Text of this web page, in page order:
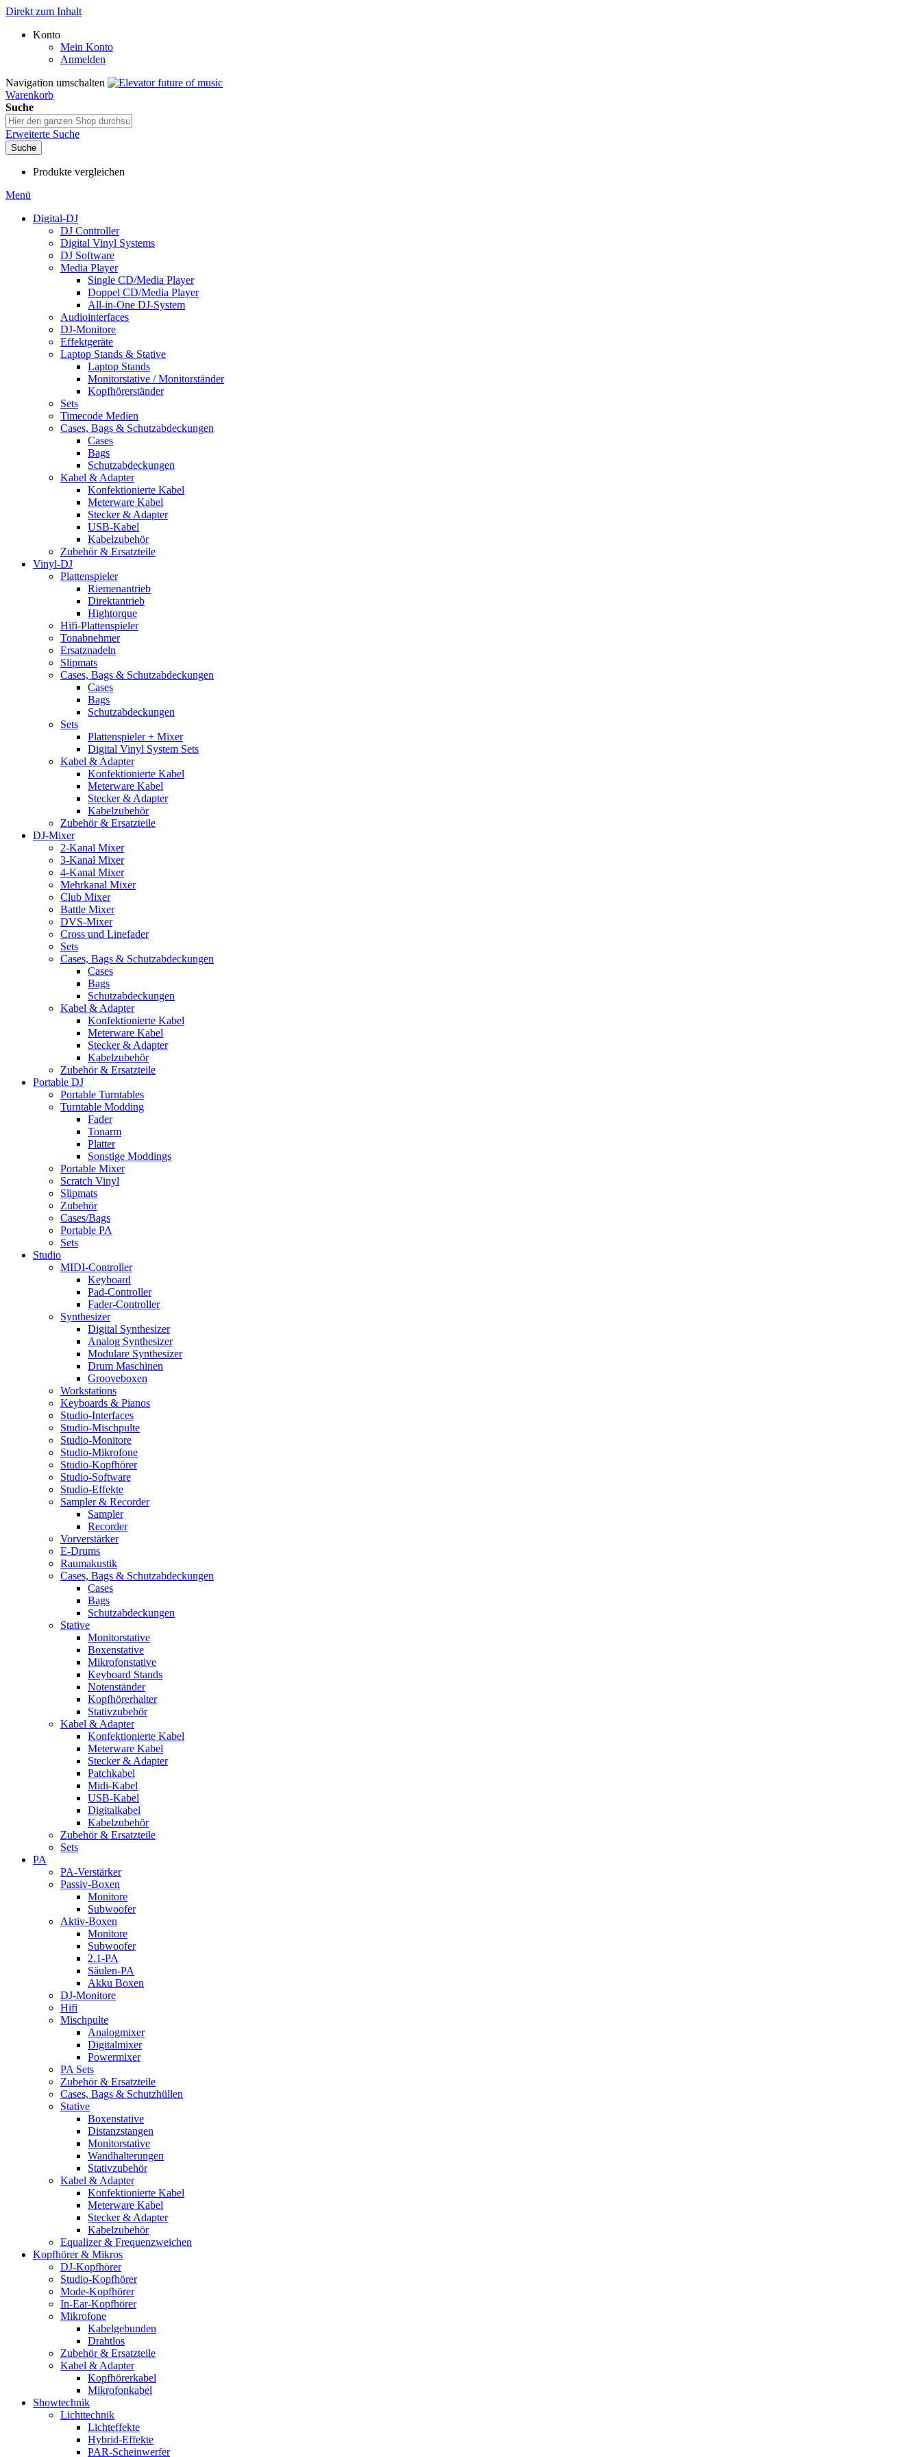
Direkt zum Inhalt
Konto
Mein Konto
Anmelden
Navigation umschalten
Warenkorb
Suche
Erweiterte Suche
Suche
Produkte vergleichen
Menü
Digital-DJ
DJ Controller
Digital Vinyl Systems
DJ Software
Media Player
Single CD/Media Player
Doppel CD/Media Player
All-in-One DJ-System
Audiointerfaces
DJ-Monitore
Effektgeräte
Laptop Stands & Stative
Laptop Stands
Monitorstative / Monitorständer
Kopfhörerständer
Sets
Timecode Medien
Cases, Bags & Schutzabdeckungen
Cases
Bags
Schutzabdeckungen
Kabel & Adapter
Konfektionierte Kabel
Meterware Kabel
Stecker & Adapter
USB-Kabel
Kabelzubehör
Zubehör & Ersatzteile
Vinyl-DJ
Plattenspieler
Riemenantrieb
Direktantrieb
Hightorque
Hifi-Plattenspieler
Tonabnehmer
Ersatznadeln
Slipmats
Cases, Bags & Schutzabdeckungen
Cases
Bags
Schutzabdeckungen
Sets
Plattenspieler + Mixer
Digital Vinyl System Sets
Kabel & Adapter
Konfektionierte Kabel
Meterware Kabel
Stecker & Adapter
Kabelzubehör
Zubehör & Ersatzteile
DJ-Mixer
2-Kanal Mixer
3-Kanal Mixer
4-Kanal Mixer
Mehrkanal Mixer
Club Mixer
Battle Mixer
DVS-Mixer
Cross und Linefader
Sets
Cases, Bags & Schutzabdeckungen
Cases
Bags
Schutzabdeckungen
Kabel & Adapter
Konfektionierte Kabel
Meterware Kabel
Stecker & Adapter
Kabelzubehör
Zubehör & Ersatzteile
Portable DJ
Portable Turntables
Turntable Modding
Fader
Tonarm
Platter
Sonstige Moddings
Portable Mixer
Scratch Vinyl
Slipmats
Zubehör
Cases/Bags
Portable PA
Sets
Studio
MIDI-Controller
Keyboard
Pad-Controller
Fader-Controller
Synthesizer
Digital Synthesizer
Analog Synthesizer
Modulare Synthesizer
Drum Maschinen
Grooveboxen
Workstations
Keyboards & Pianos
Studio-Interfaces
Studio-Mischpulte
Studio-Monitore
Studio-Mikrofone
Studio-Kopfhörer
Studio-Software
Studio-Effekte
Sampler & Recorder
Sampler
Recorder
Vorverstärker
E-Drums
Raumakustik
Cases, Bags & Schutzabdeckungen
Cases
Bags
Schutzabdeckungen
Stative
Monitorstative
Boxenstative
Mikrofonstative
Keyboard Stands
Notenständer
Kopfhörerhalter
Stativzubehör
Kabel & Adapter
Konfektionierte Kabel
Meterware Kabel
Stecker & Adapter
Patchkabel
Midi-Kabel
USB-Kabel
Digitalkabel
Kabelzubehör
Zubehör & Ersatzteile
Sets
PA
PA-Verstärker
Passiv-Boxen
Monitore
Subwoofer
Aktiv-Boxen
Monitore
Subwoofer
2.1-PA
Säulen-PA
Akku Boxen
DJ-Monitore
Hifi
Mischpulte
Analogmixer
Digitalmixer
Powermixer
PA Sets
Zubehör & Ersatzteile
Cases, Bags & Schutzhüllen
Stative
Boxenstative
Distanzstangen
Monitorstative
Wandhalterungen
Stativzubehör
Kabel & Adapter
Konfektionierte Kabel
Meterware Kabel
Stecker & Adapter
Kabelzubehör
Equalizer & Frequenzweichen
Kopfhörer & Mikros
DJ-Kopfhörer
Studio-Kopfhörer
Mode-Kopfhörer
In-Ear-Kopfhörer
Mikrofone
Kabelgebunden
Drahtlos
Zubehör & Ersatzteile
Kabel & Adapter
Kopfhörerkabel
Mikrofonkabel
Showtechnik
Lichttechnik
Lichteffekte
Hybrid-Effekte
PAR-Scheinwerfer